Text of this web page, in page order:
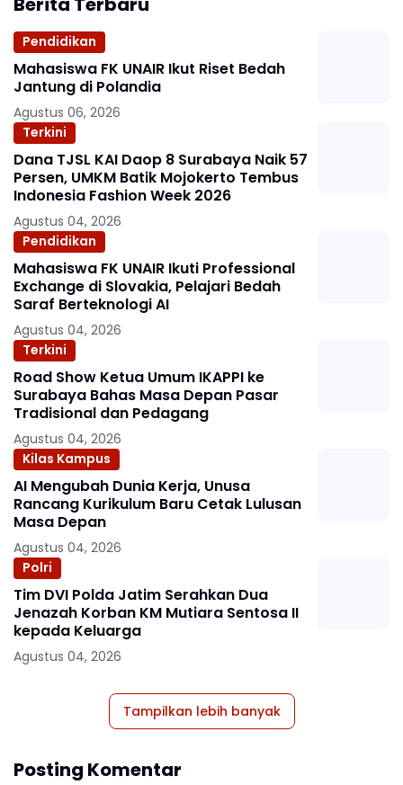
Pendidikan
Mahasiswa FK UNAIR Ikut Riset Bedah
Jantung di Polandia
Agustus 06, 2026
Terkini
Dana TJSL KAI Daop 8 Surabaya Naik 57
Persen, UMKM Batik Mojokerto Tembus
Indonesia Fashion Week 2026
Agustus 04, 2026
Pendidikan
Mahasiswa FK UNAIR Ikuti Professional
Exchange di Slovakia, Pelajari Bedah
Saraf Berteknologi AI
Agustus 04, 2026
Terkini
Road Show Ketua Umum IKAPPI ke
Surabaya Bahas Masa Depan Pasar
Tradisional dan Pedagang
Agustus 04, 2026
Kilas Kampus
AI Mengubah Dunia Kerja, Unusa
Rancang Kurikulum Baru Cetak Lulusan
Masa Depan
Agustus 04, 2026
Polri
Tim DVI Polda Jatim Serahkan Dua
Jenazah Korban KM Mutiara Sentosa II
kepada Keluarga
Agustus 04, 2026
Tampilkan lebih banyak
Posting Komentar